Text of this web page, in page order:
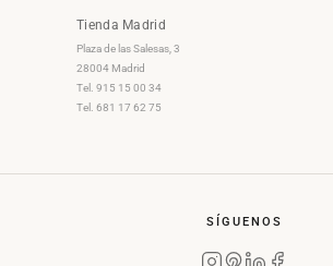
Tienda Madrid
Plaza de las Salesas, 3
28004 Madrid
Tel. 915 15 00 34
Tel. 681 17 62 75
SÍGUENOS